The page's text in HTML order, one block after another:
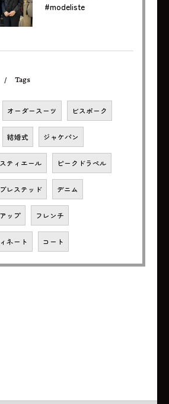
#modeliste
Tags
オーダースーツ ビスポーク
結婚式 ジャケパン
ティエール ピークドラペル
レステッド デニム
ップ フレンチ
ネート コート